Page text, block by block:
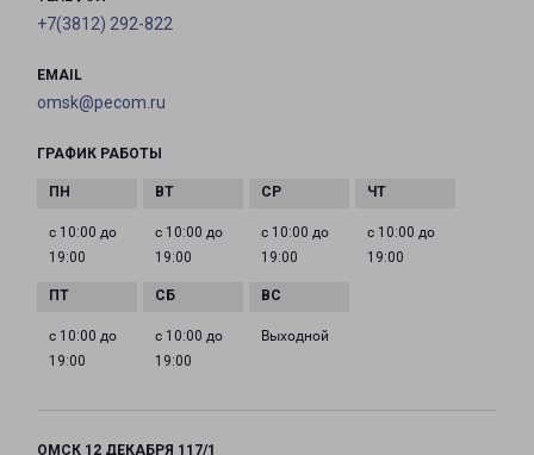
+7(3812) 292-822
EMAIL
omsk@pecom.ru
ГРАФИК РАБОТЫ
с 10:00 до
19:00
с 10:00 до
19:00
с 10:00 до
19:00
с 10:00 до
19:00
с 10:00 до
19:00
с 10:00 до
19:00
Выходной
ОМСК 12 ДЕКАБРЯ 117/1